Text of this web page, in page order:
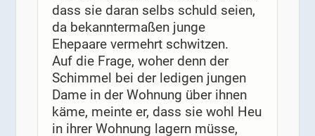
dass sie daran selbs schuld seien,
da bekanntermaßen junge
Ehepaare vermehrt schwitzen.
Auf die Frage, woher denn der
Schimmel bei der ledigen jungen
Dame in der Wohnung über ihnen
käme, meinte er, dass sie wohl Heu
in ihrer Wohnung lagern müsse,